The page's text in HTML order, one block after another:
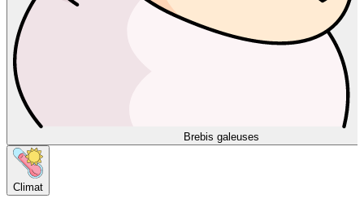
Brebis galeuses
Climat